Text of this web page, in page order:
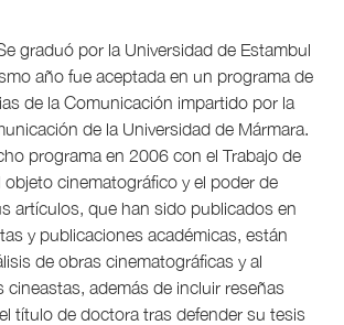
graduó por la Universidad de Estambul
año fue aceptada en un programa de
de la Comunicación impartido por la
de la Universidad de Mármara.
programa en 2006 con el Trabajo de
objeto cinematográfico y el poder de
artículos, que han sido publicados en
y publicaciones académicas, están
de obras cinematográficas y al
cineastas, además de incluir reseñas
título de doctora tras defender su tesis